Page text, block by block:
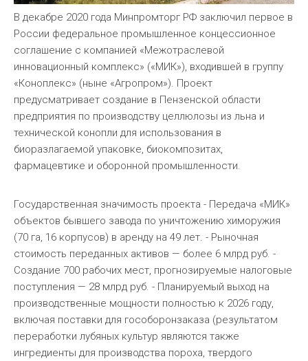
В декабре 2020 года Минпромторг РФ заключил первое в
России федеральное промышленное концессионное
соглашение с компанией «Межотраслевой
инновационный комплекс» («МИК»), входившей в группу
«Коноплекс» (ныне «Агропром»). Проект
предусматривает создание в Пензенской области
предприятия по производству целлюлозы из льна и
технической конопли для использования в
биоразлагаемой упаковке, биокомпозитах,
фармацевтике и оборонной промышленности.
Государственная значимость проекта - Передача «МИК»
объектов бывшего завода по уничтожению химоружия
(70 га, 16 корпусов) в аренду на 49 лет. - Рыночная
стоимость переданных активов — более 6 млрд руб. -
Создание 700 рабочих мест, прогнозируемые налоговые
поступления — 28 млрд руб. - Планируемый выход на
производственные мощности полностью к 2026 году,
включая поставки для гособоронзаказа (результатом
переработки лубяных культур являются также
ингредиенты для производства пороха, твердого